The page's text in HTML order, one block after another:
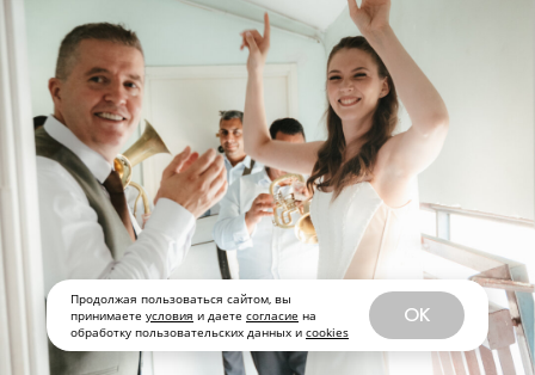
Продолжая пользоваться сайтом, вы
принимаете условия и даете согласие на
обработку пользовательских данных и cookies
OK